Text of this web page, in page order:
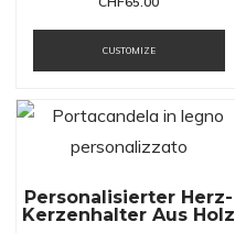
CUSTOMIZE
Personalisierter Herz-
Kerzenhalter Aus Holz